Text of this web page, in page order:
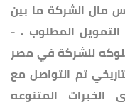
مال الشركة ما بين
التمويل المطلوب . -
للشركة في مصر
تم التواصل مع
المتنوعه